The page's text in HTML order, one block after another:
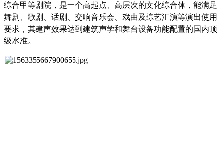
综合甲等剧院，是一个高起点、高层次的文化综合体，能满足
舞剧、歌剧、话剧、交响音乐会、戏曲及综艺汇演等演出使用
要求，其建声效果达到建筑声学和舞台设备功能配置的国内顶
级水准。